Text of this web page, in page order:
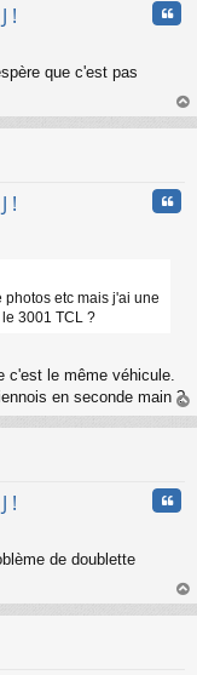
!
que c'est pas
au
!
etc mais j'ai une
3001 TCL ?
c'est le même véhicule.
en seconde main ?
au
!
de doublette
au